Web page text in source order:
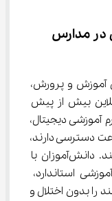
در مدارس
آموزش و پرورش،
آموزشی آنلاین بیش از پیش
آموزشی دیجیتال،
دسترسی دارند،
نقش مکمل آموزش حضوری را ایفا کند. دانش‌آموزان با
محتوای آموزشی استاندارد،
هدفمند را بدون اختلال و